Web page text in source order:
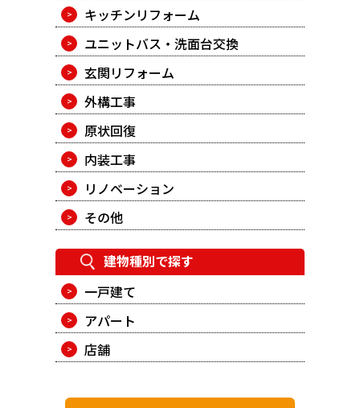
キッチンリフォーム
ユニットバス・洗面台交換
玄関リフォーム
外構工事
原状回復
内装工事
リノベーション
その他
建物種別で探す
一戸建て
アパート
店舗